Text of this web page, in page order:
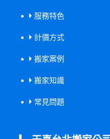
服務特色
計價方式
搬家案例
搬家知識
常見問題